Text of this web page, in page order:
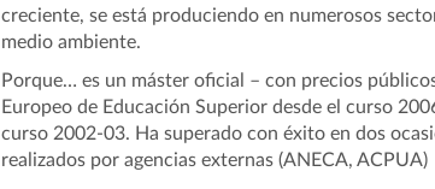
creciente, se está produciendo en numerosos
medio ambiente.
Porque… es un máster oficial – con precios
Europeo de Educación Superior desde el curso
curso 2002-03. Ha superado con éxito en dos
realizados por agencias externas (ANECA, ACPUA)